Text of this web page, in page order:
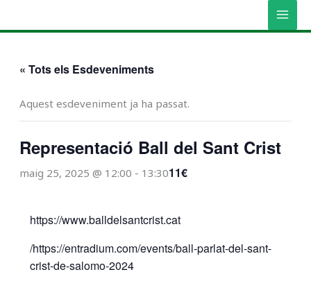
« Tots els Esdeveniments
Aquest esdeveniment ja ha passat.
Representació Ball del Sant Crist
maig 25, 2025 @ 12:00 - 13:3011€
https://www.balldelsantcrist.cat
/https://entradium.com/events/ball-parlat-del-sant-
crist-de-salomo-2024